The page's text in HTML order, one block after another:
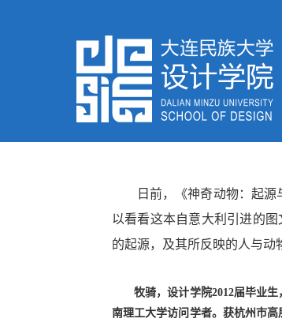
日前，《神奇动物：起源
以看看这本自意大利引进的
的起源，及其所反映的人与动
牧骑，设计学院2012届毕业生
南理工大学访问学者。获杭州市